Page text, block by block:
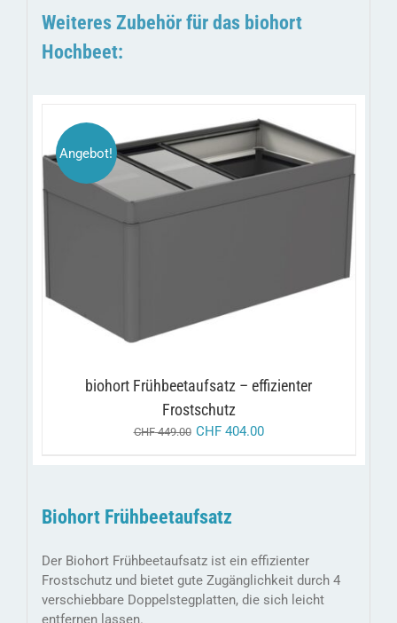
Weiteres Zubehör für das biohort
Hochbeet:
Angebot!
VARIANTEN
AUF.
DER
PRODUKTSEITE
GEWÄHLT
WERDEN
biohort Frühbeetaufsatz – effizienter
Frostschutz
CHF449.00 CHF404.00
Biohort Frühbeetaufsatz
Der Biohort Frühbeetaufsatz ist ein effizienter
Frostschutz und bietet gute Zugänglichkeit durch 4
verschiebbare Doppelstegplatten, die sich leicht
entfernen lassen.